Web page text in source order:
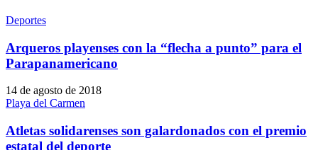
Deportes
Arqueros playenses con la “flecha a punto” para el
Parapanamericano
14 de agosto de 2018
Playa del Carmen
Atletas solidarenses son galardonados con el premio
estatal del deporte